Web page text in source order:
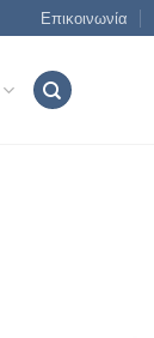
Επικοινωνία